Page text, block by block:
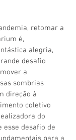
retomar a
é,
alegria,
desafio
a
sombrias
direção à
coletivo
do
esse desafio de